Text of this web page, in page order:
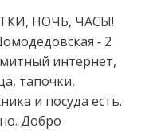
НОЧЬ, ЧАСЫ!
- 2
интернет,
тапочки,
и посуда есть.
Добро